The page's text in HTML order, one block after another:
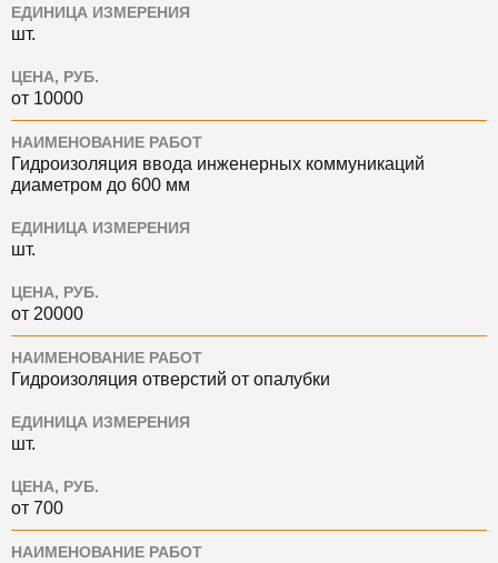
ЕДИНИЦА ИЗМЕРЕНИЯ
шт.
ЦЕНА, РУБ.
от 10000
НАИМЕНОВАНИЕ РАБОТ
Гидроизоляция ввода инженерных коммуникаций
диаметром до 600 мм
ЕДИНИЦА ИЗМЕРЕНИЯ
шт.
ЦЕНА, РУБ.
от 20000
НАИМЕНОВАНИЕ РАБОТ
Гидроизоляция отверстий от опалубки
ЕДИНИЦА ИЗМЕРЕНИЯ
шт.
ЦЕНА, РУБ.
от 700
НАИМЕНОВАНИЕ РАБОТ